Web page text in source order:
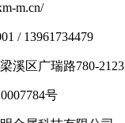
m.cn/
/ 13961734479
溪区广瑞路780-2123
号